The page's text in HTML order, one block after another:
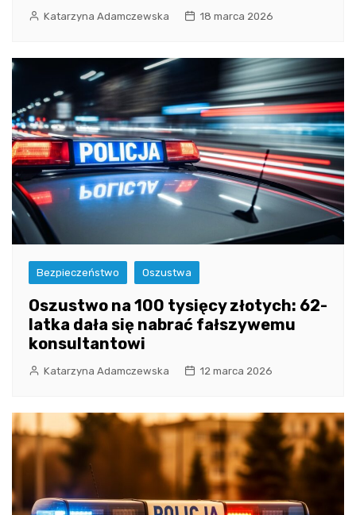
Katarzyna Adamczewska 18 marca 2026
Bezpieczeństwo Oszustwa
Oszustwo na 100 tysięcy złotych: 62-
latka dała się nabrać fałszywemu
konsultantowi
Katarzyna Adamczewska 12 marca 2026